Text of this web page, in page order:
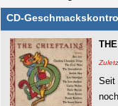
CD-
Seit